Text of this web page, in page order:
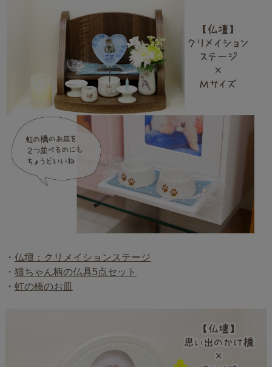
・ 仏壇：クリメイションステージ
・ 猫ちゃん柄の仏具5点セット
・ 虹の橋のお皿